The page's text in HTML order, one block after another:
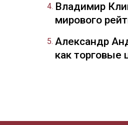
Владимир
мирового
Александр
как торговые